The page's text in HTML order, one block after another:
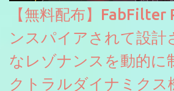
【無料配布】FabFilter
ンスパイアされて設計
なレゾナンスを動的に
クトラルダイナミクス